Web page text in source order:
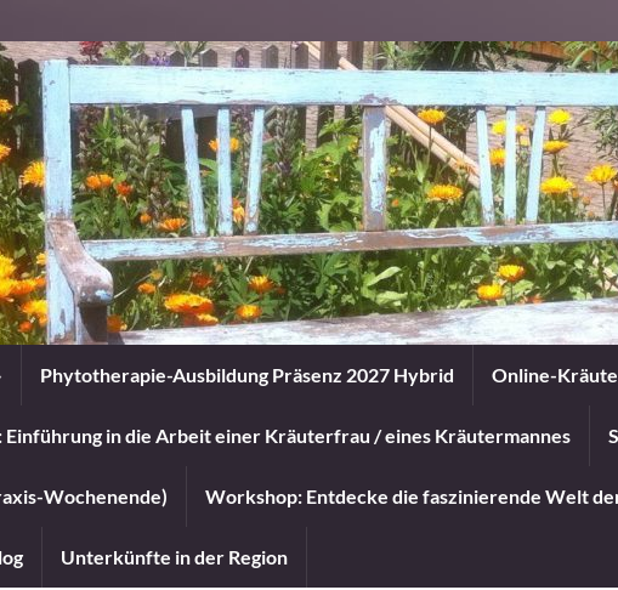
Phytotherapie-Ausbildung Präsenz 2027 Hybrid Online-
in die Arbeit einer Kräuterfrau / eines Kräutermannes
Wochenende) Workshop: Entdecke die faszinierende Welt
Unterkünfte in der Region